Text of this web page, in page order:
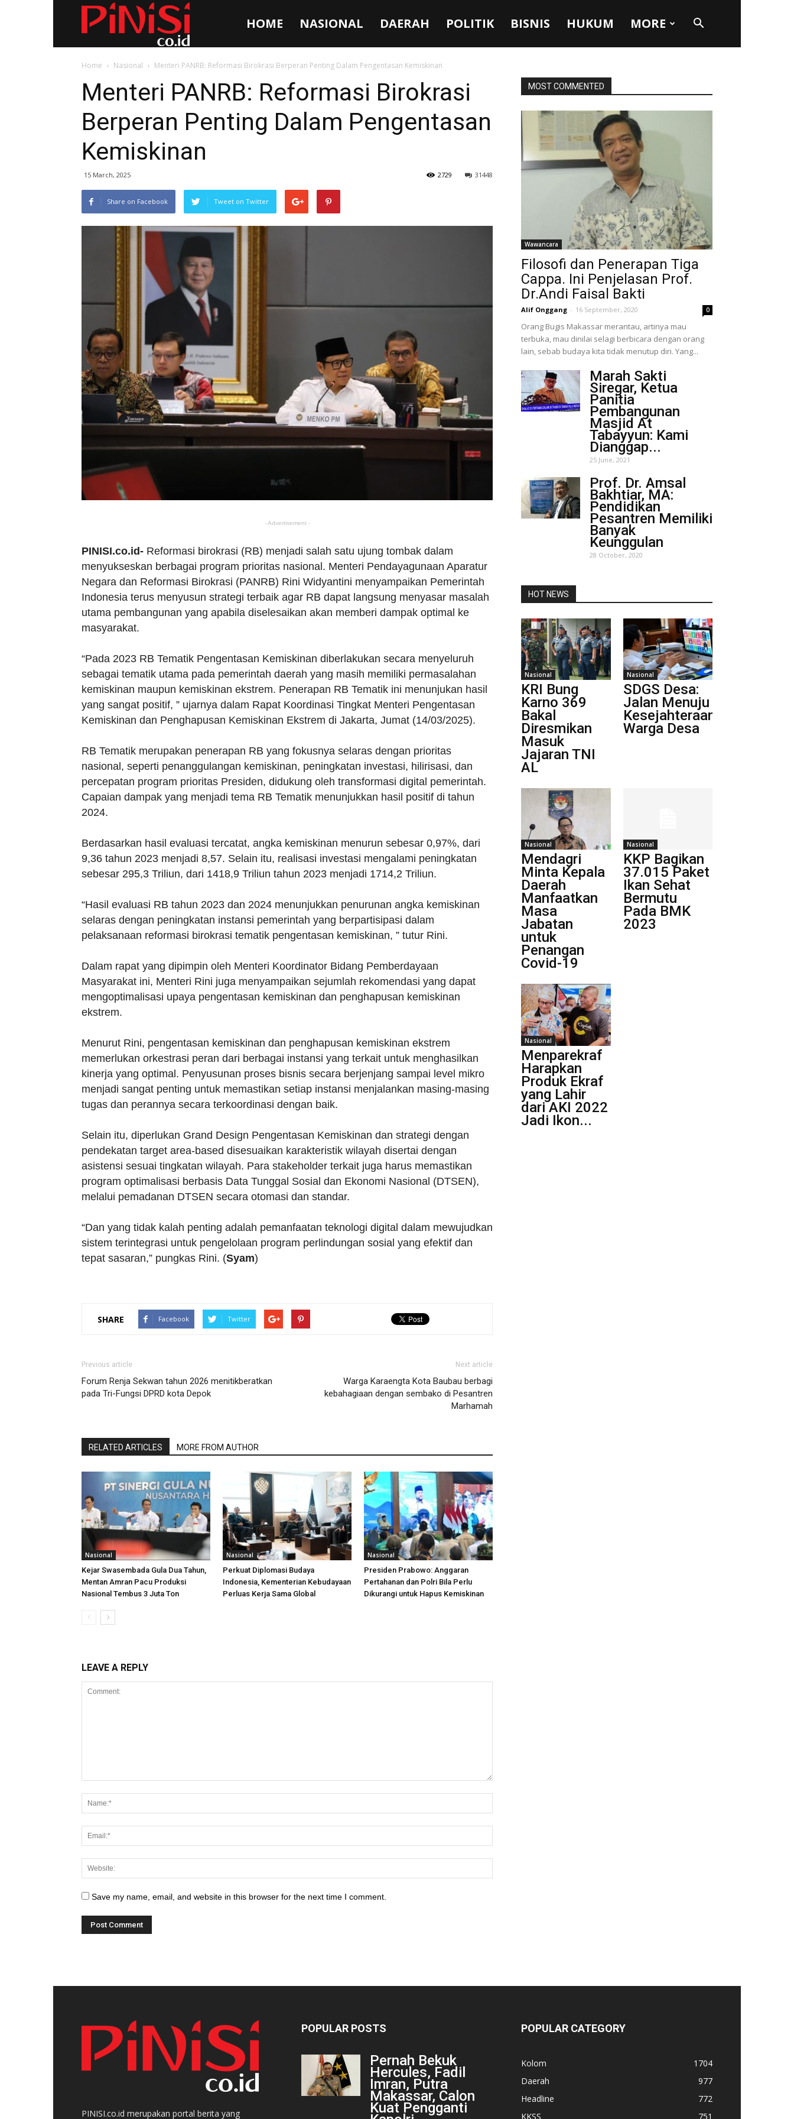
HOME NASIONAL DAERAH POLITIK BISNIS HUKUM MORE
Home Nasional Menteri PANRB: Reformasi Birokrasi Berperan Penting Dalam Pengentasan Kemiskinan
Menteri PANRB: Reformasi Birokrasi
Berperan Penting Dalam Pengentasan
Kemiskinan
15 March, 2025 31448
2729
Share on Facebook Tweet on Twitter
- Advertisement -
PINISI.co.id- Reformasi birokrasi (RB) menjadi salah satu ujung tombak dalam
menyukseskan berbagai program prioritas nasional. Menteri Pendayagunaan Aparatur
Negara dan Reformasi Birokrasi (PANRB) Rini Widyantini menyampaikan Pemerintah
Indonesia terus menyusun strategi terbaik agar RB dapat langsung menyasar masalah
utama pembangunan yang apabila diselesaikan akan memberi dampak optimal ke
masyarakat.
“Pada 2023 RB Tematik Pengentasan Kemiskinan diberlakukan secara menyeluruh
sebagai tematik utama pada pemerintah daerah yang masih memiliki permasalahan
kemiskinan maupun kemiskinan ekstrem. Penerapan RB Tematik ini menunjukan hasil
yang sangat positif, ” ujarnya dalam Rapat Koordinasi Tingkat Menteri Pengentasan
Kemiskinan dan Penghapusan Kemiskinan Ekstrem di Jakarta, Jumat (14/03/2025).
RB Tematik merupakan penerapan RB yang fokusnya selaras dengan prioritas
nasional, seperti penanggulangan kemiskinan, peningkatan investasi, hilirisasi, dan
percepatan program prioritas Presiden, didukung oleh transformasi digital pemerintah.
Capaian dampak yang menjadi tema RB Tematik menunjukkan hasil positif di tahun
2024.
Berdasarkan hasil evaluasi tercatat, angka kemiskinan menurun sebesar 0,97%, dari
9,36 tahun 2023 menjadi 8,57. Selain itu, realisasi investasi mengalami peningkatan
sebesar 295,3 Triliun, dari 1418,9 Triliun tahun 2023 menjadi 1714,2 Triliun.
“Hasil evaluasi RB tahun 2023 dan 2024 menunjukkan penurunan angka kemiskinan
selaras dengan peningkatan instansi pemerintah yang berpartisipasi dalam
pelaksanaan reformasi birokrasi tematik pengentasan kemiskinan, ” tutur Rini.
Dalam rapat yang dipimpin oleh Menteri Koordinator Bidang Pemberdayaan
Masyarakat ini, Menteri Rini juga menyampaikan sejumlah rekomendasi yang dapat
mengoptimalisasi upaya pengentasan kemiskinan dan penghapusan kemiskinan
ekstrem.
Menurut Rini, pengentasan kemiskinan dan penghapusan kemiskinan ekstrem
memerlukan orkestrasi peran dari berbagai instansi yang terkait untuk menghasilkan
kinerja yang optimal. Penyusunan proses bisnis secara berjenjang sampai level mikro
menjadi sangat penting untuk memastikan setiap instansi menjalankan masing-masing
tugas dan perannya secara terkoordinasi dengan baik.
Selain itu, diperlukan Grand Design Pengentasan Kemiskinan dan strategi dengan
pendekatan target area-based disesuaikan karakteristik wilayah disertai dengan
asistensi sesuai tingkatan wilayah. Para stakeholder terkait juga harus memastikan
program optimalisasi berbasis Data Tunggal Sosial dan Ekonomi Nasional (DTSEN),
melalui pemadanan DTSEN secara otomasi dan standar.
“Dan yang tidak kalah penting adalah pemanfaatan teknologi digital dalam mewujudkan
sistem terintegrasi untuk pengelolaan program perlindungan sosial yang efektif dan
tepat sasaran,” pungkas Rini. (Syam)
SHARE Facebook Twitter
Previous article
Forum Renja Sekwan tahun 2026 menitikberatkan
pada Tri-Fungsi DPRD kota Depok
Next article
Warga Karaengta Kota Baubau berbagi
kebahagiaan dengan sembako di Pesantren
Marhamah
RELATED ARTICLES MORE FROM AUTHOR
Nasional
Kejar Swasembada Gula Dua Tahun,
Mentan Amran Pacu Produksi
Nasional Tembus 3 Juta Ton
Nasional
Perkuat Diplomasi Budaya
Indonesia, Kementerian Kebudayaan
Perluas Kerja Sama Global
Nasional
Presiden Prabowo: Anggaran
Pertahanan dan Polri Bila Perlu
Dikurangi untuk Hapus Kemiskinan
LEAVE A REPLY
Save my name, email, and website in this browser for the next time I comment.
MOST COMMENTED
Wawancara
Filosofi dan Penerapan Tiga
Cappa. Ini Penjelasan Prof.
Dr.Andi Faisal Bakti
Alif Onggang - 16 September, 2020 0
Orang Bugis Makassar merantau, artinya mau
terbuka, mau dinilai selagi berbicara dengan orang
lain, sebab budaya kita tidak menutup diri. Yang...
Marah Sakti
Siregar, Ketua
Panitia
Pembangunan
Masjid At
Tabayyun: Kami
Dianggap...
25 June, 2021
Prof. Dr. Amsal
Bakhtiar, MA:
Pendidikan
Pesantren Memiliki
Banyak
Keunggulan
28 October, 2020
HOT NEWS
Nasional
KRI Bung
Karno 369
Bakal
Diresmikan
Masuk
Jajaran TNI
AL
Nasional
SDGS Desa:
Jalan Menuju
Kesejahteraan
Warga Desa
Nasional
Mendagri
Minta Kepala
Daerah
Manfaatkan
Masa
Jabatan
untuk
Penangan
Covid-19
Nasional
KKP Bagikan
37.015 Paket
Ikan Sehat
Bermutu
Pada BMK
2023
Nasional
Menparekraf
Harapkan
Produk Ekraf
yang Lahir
dari AKI 2022
Jadi Ikon...
PINISI.co.id merupakan portal berita yang
POPULAR POSTS
Pernah Bekuk
Hercules, Fadil
Imran, Putra
Makassar, Calon
Kuat Pengganti
POPULAR CATEGORY
Kolom
1704
Daerah
977
Headline
772
KKSS
751